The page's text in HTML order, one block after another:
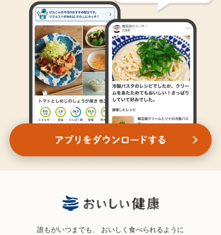
誰もがいつまでも、 おいしく食べられるように